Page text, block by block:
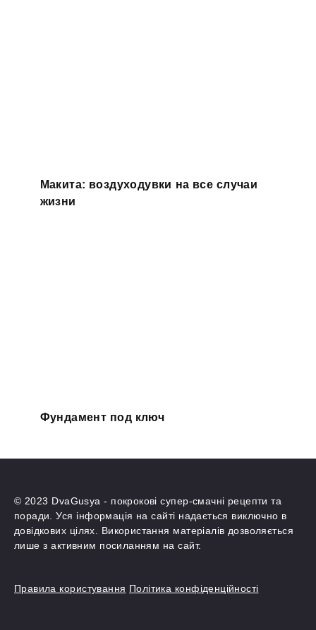
Макита: воздуходувки на все случаи
жизни
Фундамент под ключ
© 2023 DvaGusya - покрокові супер-смачні рецепти та
поради. Уся інформація на сайті надається виключно в
довідкових цілях. Використання матеріалів дозволяється
лише з активним посиланням на сайт.
Правила користування Політика конфіденційності